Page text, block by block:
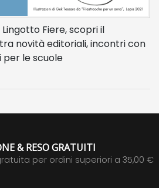
Lingotto Fiere, scopri il
novità editoriali, incontri con
le scuole
& RESO GRATUITI
per ordini superiori a 35,00 €